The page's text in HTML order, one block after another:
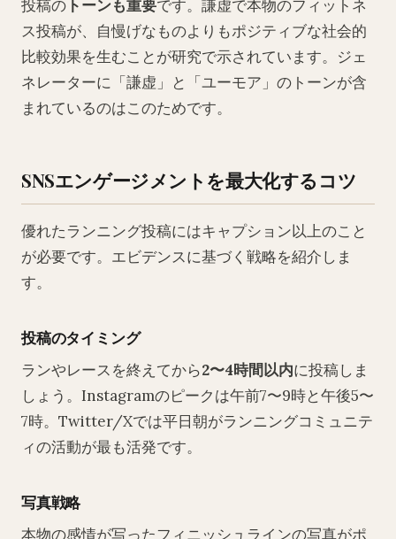
投稿の トーンも重要です。謙虚で本物のフィットネ
ス投稿が、自慢げなものよりもポジティブな社会的
比較効果を生むことが研究で示されています。ジェ
ネレーターに「謙虚」と「ユーモア」のトーンが含
まれているのはこのためです。
SNSエンゲージメントを最大化するコツ
優れたランニング投稿にはキャプション以上のこと
が必要です。エビデンスに基づく戦略を紹介しま
す。
投稿のタイミング
ランやレースを終えてから2〜4時間以内に投稿しま
しょう。Instagramのピークは午前7〜9時と午後5〜
7時。Twitter/Xでは平日朝がランニングコミュニテ
ィの活動が最も活発です。
写真戦略
本物の感情が写ったフィニッシュラインの写真がポ